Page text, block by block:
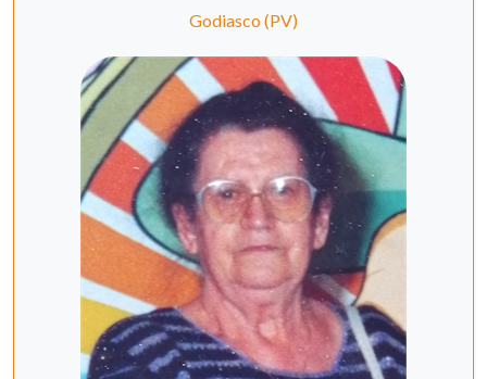
Godiasco (PV)